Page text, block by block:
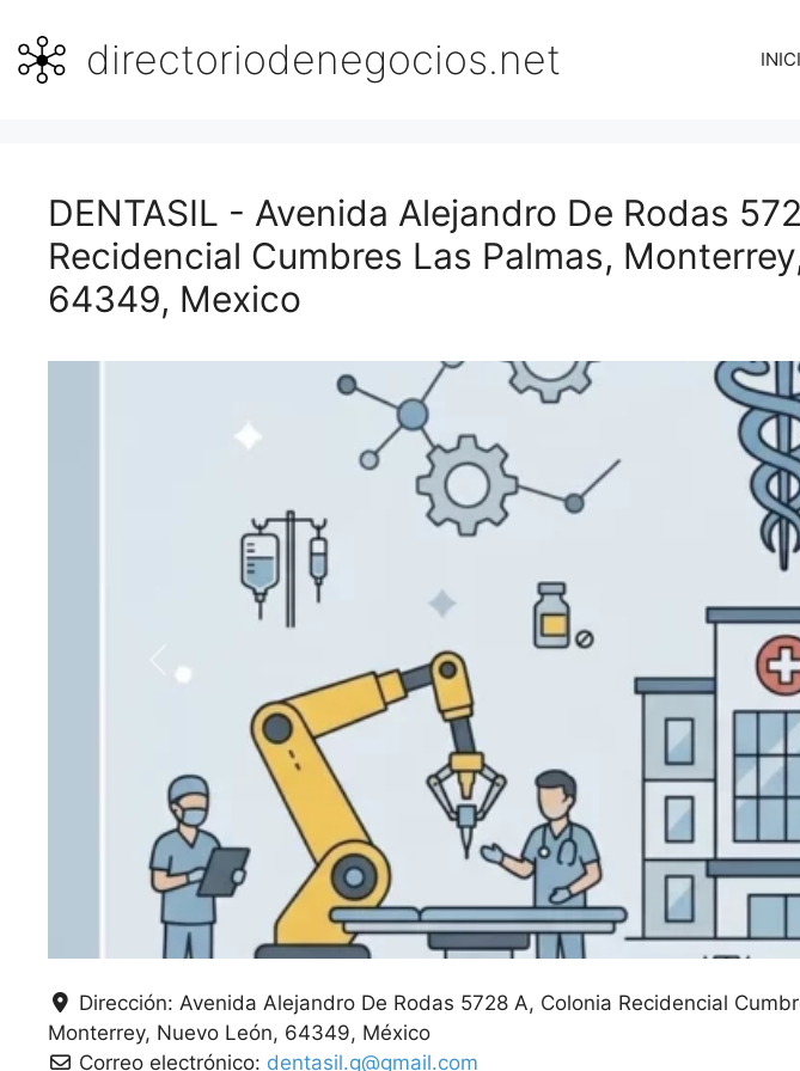
contenidodirectoriodenegocios.net
DENTASIL - Avenida Alejandro De Rodas
Recidencial Cumbres Las Palmas,
64349, Mexico
Anterior
Dirección:Avenida Alejandro De Rodas 5728 A, Colonia Recidencial
Monterrey Nuevo León 64349 México
Correo electrónico: dentasil.g@gmail.com